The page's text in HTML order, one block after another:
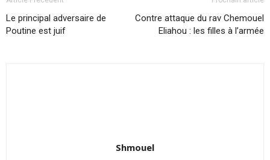
Le principal adversaire de
Poutine est juif
Contre attaque du rav Chemouel
Eliahou : les filles à l’armée
Shmouel